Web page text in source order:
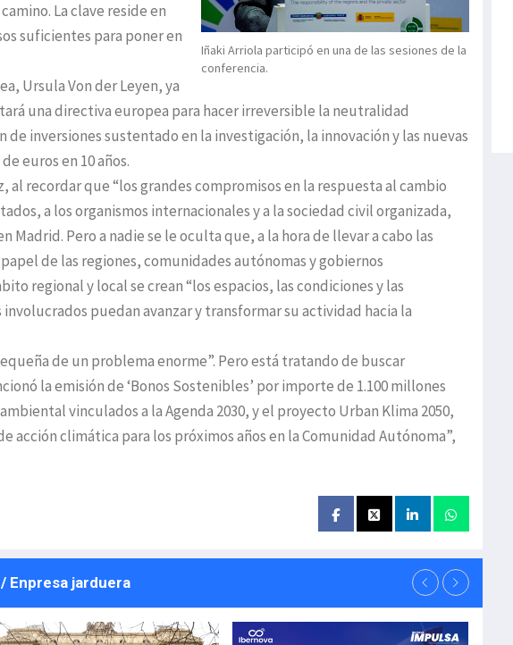
Iñaki Arriola participó en una de las sesiones de la
conferencia.
La clave reside en
suficientes para poner en
Ursula Von der Leyen, ya
una directiva europea para hacer irreversible la neutralidad
de inversiones sustentado en la investigación, la innovación y las nuevas
euros en 10 años.
recordar que “los grandes compromisos en la respuesta al cambio
a los organismos internacionales y a la sociedad civil organizada,
Madrid. Pero a nadie se le oculta que, a la hora de llevar a cabo las
de las regiones, comunidades autónomas y gobiernos
regional y local se crean “los espacios, las condiciones y las
puedan avanzar y transformar su actividad hacia la
de un problema enorme”. Pero está tratando de buscar
la emisión de ‘Bonos Sostenibles’ por importe de 1.100 millones
vinculados a la Agenda 2030, y el proyecto Urban Klima 2050,
acción climática para los próximos años en la Comunidad Autónoma”,
Enpresa jarduera